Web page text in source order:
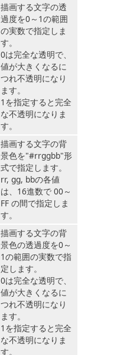
描画する文字の透
過度を0～1の範囲
の実数で指定しま
す。
0は完全な透明で、
値が大きくなるに
つれ不透明になり
ます。
1を指定すると完全
な不透明になりま
す。
描画する文字の背
景色を"#rrggbb"形
式で指定します。
rr, gg, bbの各値
は、16進数で 00～
FF の間で指定しま
す。
描画する文字の背
景色の透過度を0～
1の範囲の実数で指
定します。
0は完全な透明で、
値が大きくなるに
つれ不透明になり
ます。
1を指定すると完全
な不透明になりま
す。